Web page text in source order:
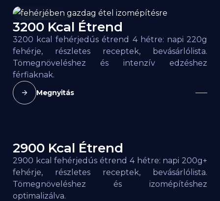
3200 kcal
3200 Kcal Étrend
3200 kcal fehérjedús étrend 4 hétre: napi 220g
fehérje, részletes receptek, bevásárlólista.
Tömegnöveléshez és intenzív edzéshez
férfiaknak.
Megnyitás
2900 kcal
2900 Kcal Étrend
2900 kcal fehérjedús étrend 4 hétre: napi 200g+
fehérje, részletes receptek, bevásárlólista.
Tömegnöveléshez és izomépítéshez
optimalizálva.